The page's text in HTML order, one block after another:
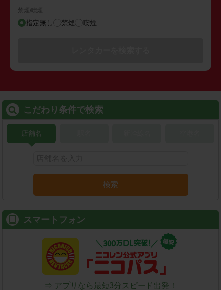
禁煙/喫煙
指定無し 禁煙 喫煙
こだわり条件で検索
店舗名
検索
スマートフォン
⇒ アプリなら最短3分スピード出発！